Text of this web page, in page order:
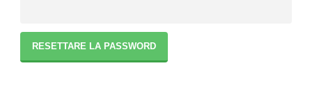
RESETTARE LA PASSWORD